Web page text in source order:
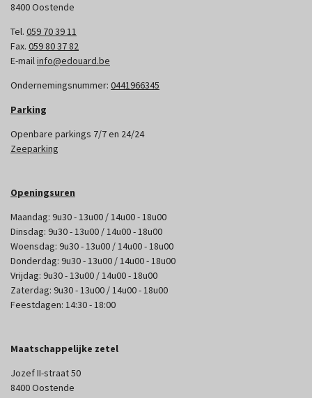
8400 Oostende
Tel. 059 70 39 11
Fax. 059 80 37 82
E-mailinfo@edouard.be
Ondernemingsnummer: 0441966345
Parking
Openbare parkings 7/7 en 24/24
Zeeparking
Openingsuren
Maandag: 9u30 - 13u00 / 14u00 - 18u00
Dinsdag: 9u30 - 13u00 / 14u00 - 18u00
Woensdag: 9u30 - 13u00 / 14u00 - 18u00
Donderdag: 9u30 - 13u00 / 14u00 - 18u00
Vrijdag: 9u30 - 13u00 / 14u00 - 18u00
Zaterdag: 9u30 - 13u00 / 14u00 - 18u00
Feestdagen: 14:30 - 18:00
Maatschappelijke zetel
Jozef II-straat 50
8400 Oostende